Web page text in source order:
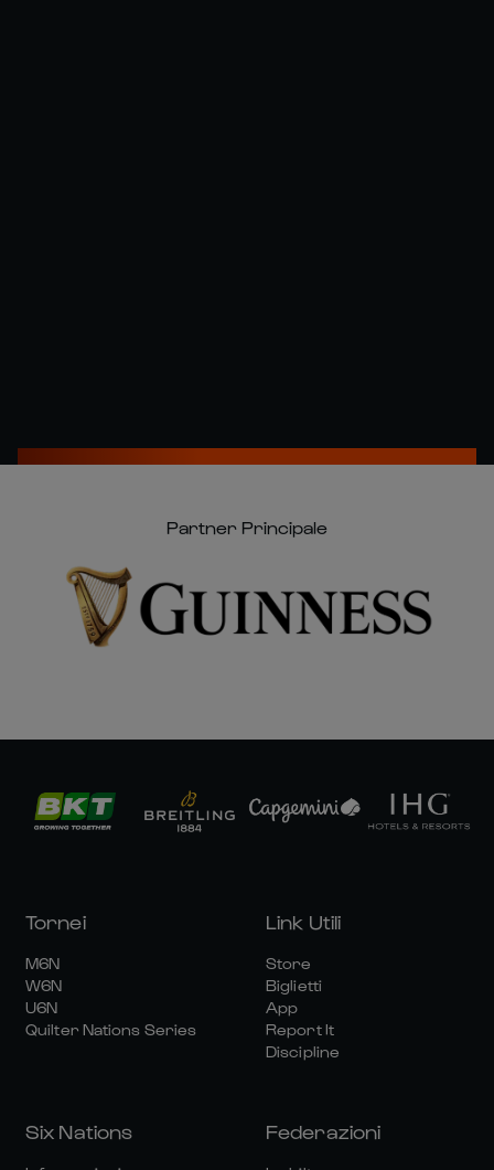
Partner Principale
Tornei
M6N
W6N
U6N
Quilter Nations Series
Link Utili
Store
Biglietti
App
Report It
Discipline
Six Nations Federazioni